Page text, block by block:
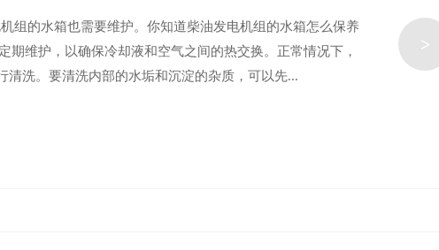
组的水箱也需要维护。你知道柴油发电机组的水箱怎么保养
维护，以确保冷却液和空气之间的热交换。正常情况下，
洗。要清洗内部的水垢和沉淀的杂质，可以先...
>